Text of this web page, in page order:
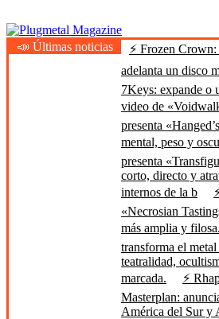
Plugmetal Magazine
Heavy Metal is Life
📣 Últimas noticias
⚡ Frozen
adelanta un disco
7Keys: expande o
video de
presenta
mental, peso y
presenta
corto, directo y
internos de la b
«Necrosian
más amplia y filosa.
transforma el
teatralidad,
marcada.
⚡
Masterplan:
América del Sur y